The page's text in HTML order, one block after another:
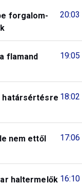
20:03
forgalom-
19:05
flamand
18:02
határsértésre
17:06
nem ettől
16:10
haltermelők